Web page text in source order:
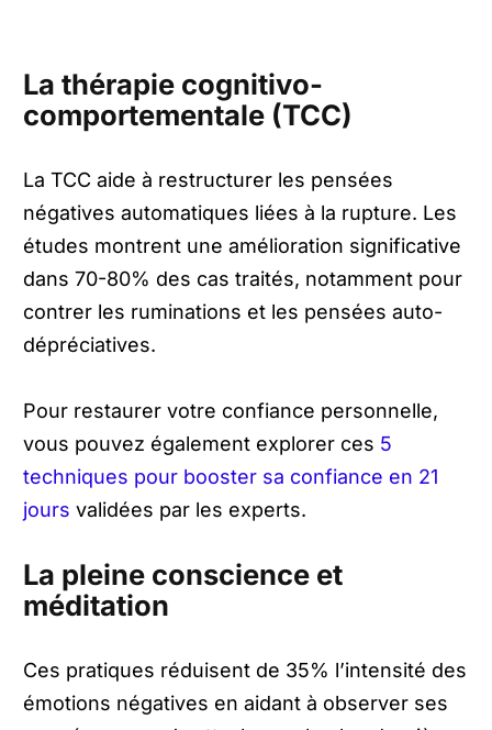
La thérapie cognitivo-
comportementale (TCC)
La TCC aide à restructurer les pensées
négatives automatiques liées à la rupture. Les
études montrent une amélioration significative
dans 70-80% des cas traités, notamment pour
contrer les ruminations et les pensées auto-
dépréciatives.
Pour restaurer votre confiance personnelle,
vous pouvez également explorer ces 5
techniques pour booster sa confiance en 21
jours validées par les experts.
La pleine conscience et
méditation
Ces pratiques réduisent de 35% l’intensité des
émotions négatives en aidant à observer ses